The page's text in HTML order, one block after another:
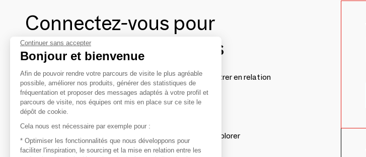
Connectez-vous pour
contacter les marques
Afin de profiter au mieux de l'expérience MOM et de rentrer en relation
avec vos marques préférées, créez-vous un compte.
Découvrir
Les produits de milliers de fournisseurs à explorer
Continuer sans accepter
Bonjour et bienvenue
Afin de pouvoir rendre votre parcours de visite le plus agréable
possible, améliorer nos produits, générer des statistiques de
fréquentation et proposer des messages adaptés à votre profil et
parcours de visite, nos équipes ont mis en place sur ce site le
dépôt de cookie.
Cela nous est nécessaire par exemple pour :
* Optimiser les fonctionnalités que nous développons pour
faciliter l'inspiration, le sourcing et la mise en relation entre les